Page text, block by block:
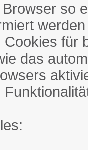
so
Cookies für
das